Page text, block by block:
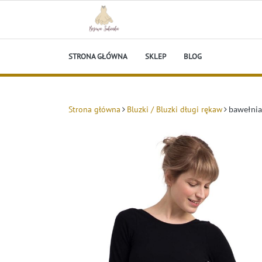
Beżowa Sukienka
STRONA GŁÓWNA SKLEP BLOG
Strona główna Bluzki / Bluzki długi rękaw